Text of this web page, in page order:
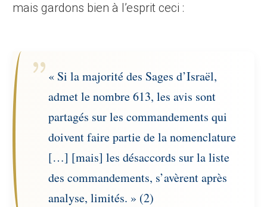
mais gardons bien à l’esprit ceci :
« Si la majorité des Sages d’Israël,
admet le nombre 613, les avis sont
partagés sur les commandements qui
doivent faire partie de la nomenclature
[…] [mais] les désaccords sur la liste
des commandements, s’avèrent après
analyse, limités. » (2)